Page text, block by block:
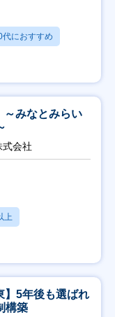
代におすすめ
～みなとみらい
会社
上
】5年後も選ばれ
構築